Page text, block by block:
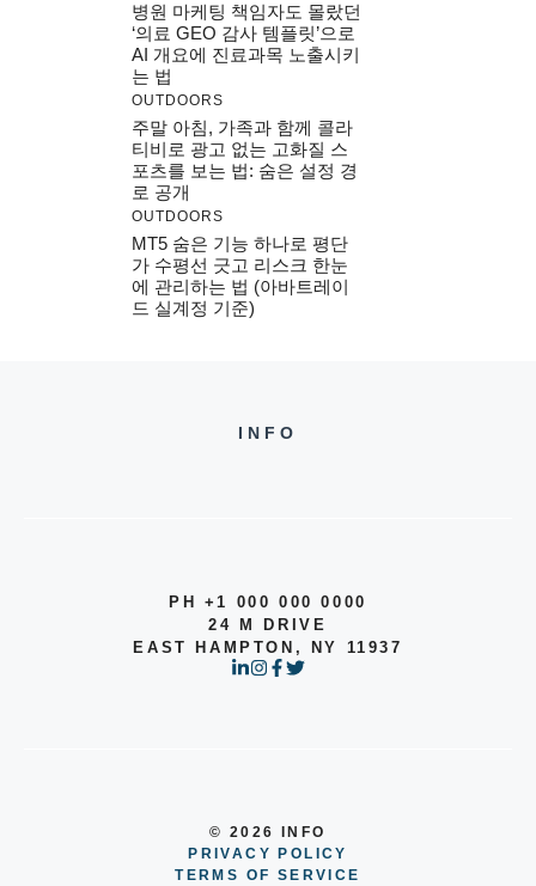
병원 마케팅 책임자도 몰랐던
‘의료 GEO 감사 템플릿’으로
AI 개요에 진료과목 노출시키
는 법
OUTDOORS
주말 아침, 가족과 함께 콜라
티비로 광고 없는 고화질 스
포츠를 보는 법: 숨은 설정 경
로 공개
OUTDOORS
MT5 숨은 기능 하나로 평단
가 수평선 긋고 리스크 한눈
에 관리하는 법 (아바트레이
드 실계정 기준)
INFO
PH +1 000 000 0000
24 M DRIVE
EAST HAMPTON, NY 11937
© 2026 INFO
PRIVACY POLICY
TERMS OF SERVICE